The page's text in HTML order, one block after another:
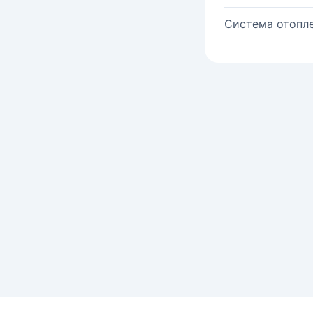
Система